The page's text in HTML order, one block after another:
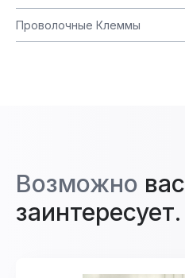
Проволочные Клеммы
Возможно вас
заинтересует.